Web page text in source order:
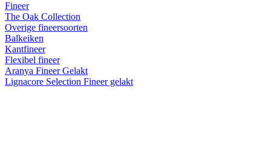
Fineer
The Oak Collection
Overige fineersoorten
Balkeiken
Kantfineer
Flexibel fineer
Aranya Fineer Gelakt
Lignacore Selection Fineer gelakt